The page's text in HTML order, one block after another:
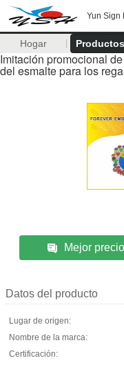
Yun Sign
Hogar Productos
Imitación promocional
del esmalte para los
Mejor precio
Datos del producto
Lugar de origen:
Nombre de la marca:
Certificación: